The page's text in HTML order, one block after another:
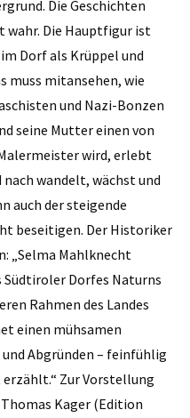
Die Geschichten
wahr. Die Hauptfigur ist
Dorf als Krüppel und
muss mitansehen, wie
und Nazi-Bonzen
seine Mutter einen von
wird, erlebt
nach wandelt, wächst und
auch der steigende
beseitigen. Der Historiker
„Selma Mahlknecht
Südtiroler Dorfes Naturns
Rahmen des Landes
einen mühsamen
Abgründen – feinfühlig
Zur Vorstellung
Kager (Edition